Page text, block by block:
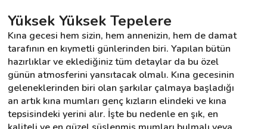
İletişim
Kariyer
Blog
Yüksek Yüksek Tepelere
Kına gecesi hem sizin, hem annenizin, hem de damat
tarafının en kıymetli günlerinden biri. Yapılan bütün
hazırlıklar ve eklediğiniz tüm detaylar da bu özel
günün atmosferini yansıtacak olmalı. Kına gecesinin
geleneklerinden biri olan şarkılar çalmaya başladığı
an artık kına mumları genç kızların elindeki ve kına
tepsisindeki yerini alır. İşte bu nedenle en şık, en